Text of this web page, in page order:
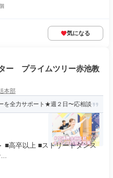
気になる
ー プライムツリー赤池教
本部
を全力サポート★週２日〜応相談
■⾼卒以上 ■ストリートダンス